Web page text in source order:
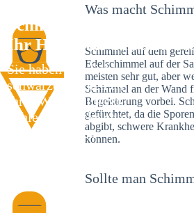
Schimmelexperte in
Ihr Helfer an Ort und
Sie haben kürzlich
schwarze Flecken an
Ihrer Wand entdeckt?
Schlechte Nachrichten:
Sie haben einen
Was macht
Schimmel auf dem
Edelschimmel auf der
meisten sehr gut, aber
Schimmel an der Wand
Begeisterung vorbei.
gefürchtet, da die
abgibt, schwere
können.
Sollte man